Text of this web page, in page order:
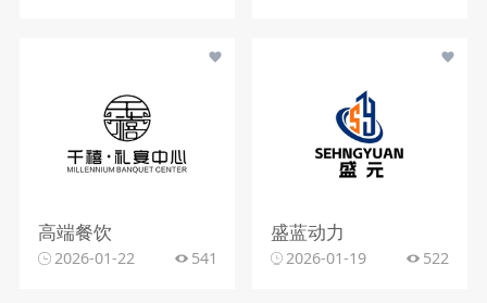
高端餐饮
2026-01-22 541
盛蓝动力
2026-01-19 522